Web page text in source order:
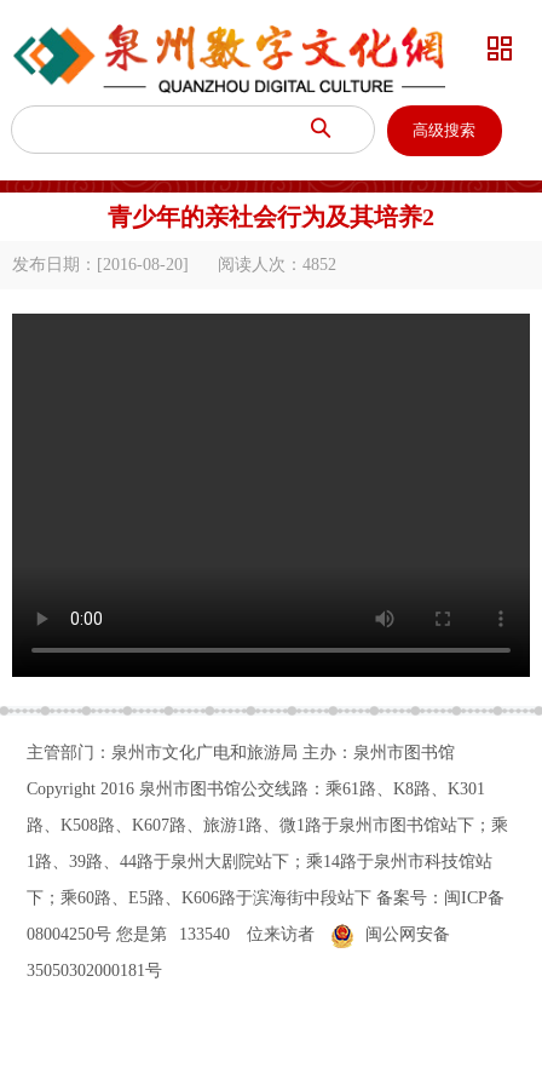
 高级搜索

青少年的亲社会行为及其培养2
发布日期：[2016-08-20] 阅读人次： 4852
主管部门：泉州市文化广电和旅游局 主办：泉州市图书馆
Copyright 2016 泉州市图书馆公交线路：乘61路、K8路、K301
路、K508路、K607路、旅游1路、微1路于泉州市图书馆站下；乘
1路、39路、44路于泉州大剧院站下；乘14路于泉州市科技馆站
下；乘60路、E5路、K606路于滨海街中段站下备案号： 闽ICP备
08004250号 您是第 133540 位来访者
闽公网安备
35050302000181号